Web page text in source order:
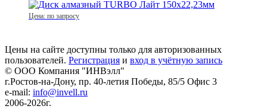
Цена: по запросу
Цены на сайте доступны только для авторизованных
пользователей. Регистрация и вход в учётную запись
© ООО Компания "ИНВэлл"
г.Ростов-на-Дону, пр. 40-летия Победы, 85/5 Офис 3
e-mail: info@invell.ru
2006-2026г.